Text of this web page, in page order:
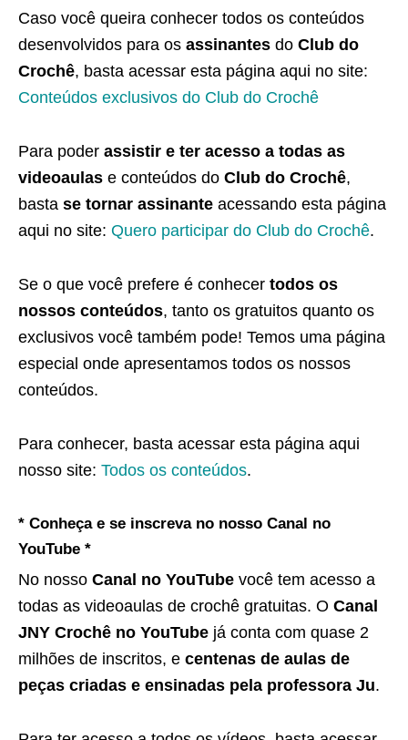
Caso você queira conhecer todos os conteúdos
desenvolvidos para os assinantes do Club do
Crochê, basta acessar esta página aqui no site:
Conteúdos exclusivos do Club do Crochê
Para poder assistir e ter acesso a todas as
videoaulas e conteúdos do Club do Crochê,
basta se tornar assinante acessando esta página
aqui no site: Quero participar do Club do Crochê.
Se o que você prefere é conhecer todos os
nossos conteúdos, tanto os gratuitos quanto os
exclusivos você também pode! Temos uma página
especial onde apresentamos todos os nossos
conteúdos.
Para conhecer, basta acessar esta página aqui
nosso site: Todos os conteúdos.
* Conheça e se inscreva no nosso Canal no
YouTube *
No nosso Canal no YouTube você tem acesso a
todas as videoaulas de crochê gratuitas. O Canal
JNY Crochê no YouTube já conta com quase 2
milhões de inscritos, e centenas de aulas de
peças criadas e ensinadas pela professora Ju.